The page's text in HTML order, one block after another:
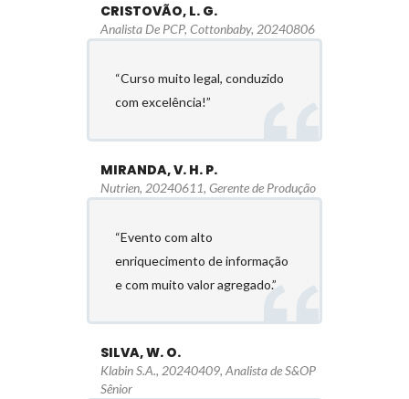
CRISTOVÃO, L. G.
Analista De PCP, Cottonbaby, 20240806
“Curso muito legal, conduzido
com excelência!”
MIRANDA, V. H. P.
Nutrien, 20240611, Gerente de Produção
“Evento com alto
enriquecimento de informação
e com muito valor agregado.”
SILVA, W. O.
Klabin S.A., 20240409, Analista de S&OP
Sênior